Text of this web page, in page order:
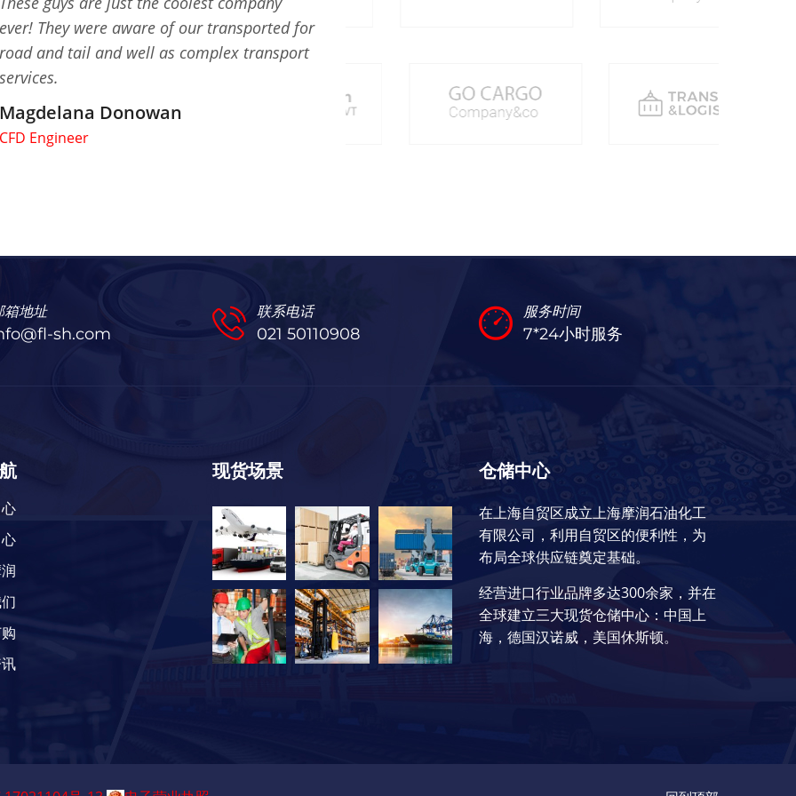
ever! They were aware of our transported for
road and tail and well as complex transport
services.
Magdelana Donowan
CFD Engineer
箱地址
sh.com
联系电话
021 50110908
服务时间
7*24小时服务
现货场景 仓储中心
在上海自贸区成立上海摩润石油化工
有限公司，利用自贸区的便利性，为
布局全球供应链奠定基础。
经营进口行业品牌多达300余家，并在
全球建立三大现货仓储中心：中国上
海，德国汉诺威，美国休斯顿。